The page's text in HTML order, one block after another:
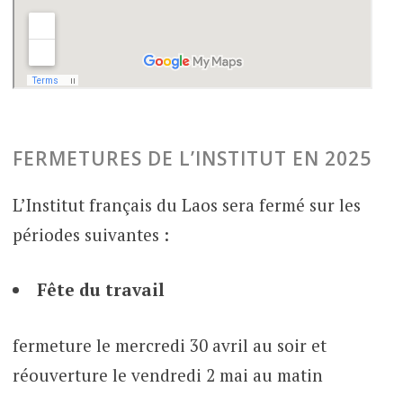
FERMETURES DE L’INSTITUT EN 2025
L’Institut français du Laos sera fermé sur les
périodes suivantes :
Fête du travail
fermeture le mercredi 30 avril au soir et
réouverture le vendredi 2 mai au matin